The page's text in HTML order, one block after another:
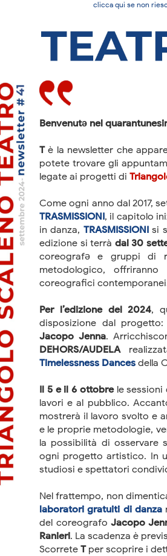
clicca qui se non
Benvenutə nel
Tè la newsletter che
potete trovare gli
legate ai progetti di
Come ogni anno dal 2017,
TRASMISSIONI, il capitolo
in danza, TRASMISSIONIsi
edizione si terrà dal 30
coreografə e gruppi di
metodologico,
coreografici
Per l’edizione del 2024,
disposizione dal progetto:
Jacopo Jenna.
DEHORS/AUDELA
Timelessness Dances della
Il 5 e il 6 ottobrele sessioni
lavori e al pubblico.
mostrerà il lavoro svolto e
e le proprie metodologie,
la possibilità di osservare
ogni progetto artistico. In
studiosi e spettatori
Nel frattempo, non
laboratori gratuiti di danza
del coreografoJacopo
Ranieri. La scadenza è
Scorrete Tper scoprire i